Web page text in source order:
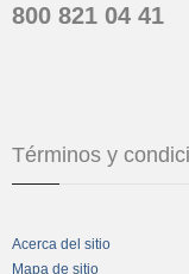
800 821 04 41
Términos y
Acerca del sitio
Mapa de sitio